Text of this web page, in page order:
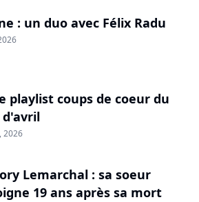
: un duo avec Félix Radu
playlist coups de coeur du
d'avril
2026
Lemarchal : sa soeur
19 ans après sa mort